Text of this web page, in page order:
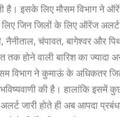
है। इसके लिए मौसम विभाग ने
जिन जिलों के लिए ऑरेंज अलर्ट
नैनीताल, चंपावत, बागेश्वर और
होने वाली बारिश का ज्यादा
विभाग ने कुमाऊं के अधिकतर
भविष्यवाणी की है। हालांकि इसमें
जारी होते ही अब आपदा